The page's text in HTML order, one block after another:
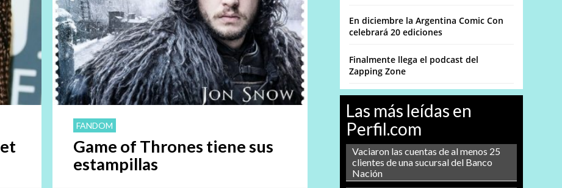
En diciembre la Argentina Comic Con
celebrará 20 ediciones
Finalmente llega el podcast del
Zapping Zone
Las más leídas en
Perfil.com
Vaciaron las cuentas de al menos 25
clientes de una sucursal del Banco
Nación
FANDOM
Game of Thrones tiene sus
estampillas